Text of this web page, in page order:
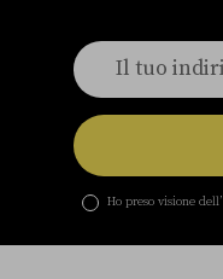
Ho preso visione dell’